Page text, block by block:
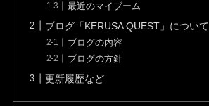
最近のマイブーム
ブログ「KERUSA QUEST」について
ブログの内容
ブログの方針
更新履歴など